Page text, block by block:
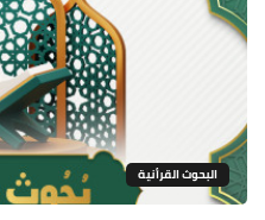
البحوث القرأنية